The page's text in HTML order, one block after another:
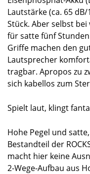
Lautstärke (ca. 65
Stück. Aber selbst
für satte fünf
Griffe machen den
Lautsprecher
tragbar. Apropos zu
sich kabellos zum
Spielt laut, klingt
Hohe Pegel und
Bestandteil der
macht hier keine
2-Wege-Aufbau aus